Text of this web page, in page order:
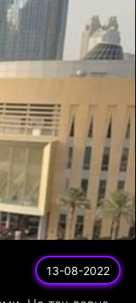
13-08-2022